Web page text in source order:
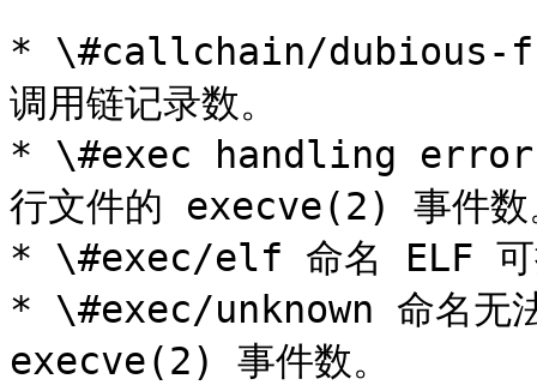
* \#callchain/dubious-
调用链记录数。
* \#exec handling errors
行文件的 execve(2) 事件数
* \#exec/elf 命名 ELF 可
* \#exec/unknown 命名无法
execve(2) 事件数。